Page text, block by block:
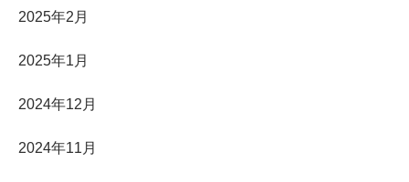
2025年2月
2025年1月
2024年12月
2024年11月